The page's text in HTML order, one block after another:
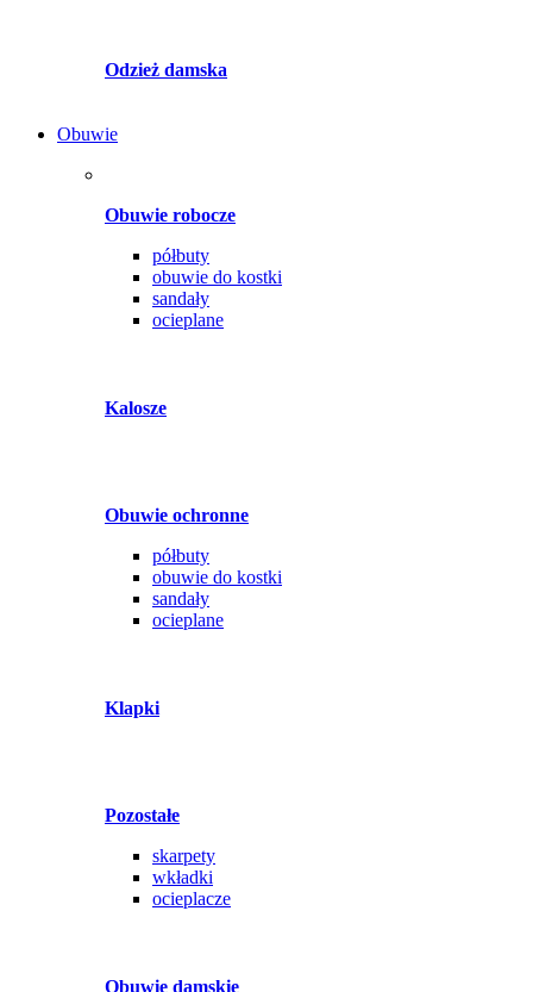
Odzież damska
Obuwie
Obuwie robocze
półbuty
obuwie do kostki
sandały
ocieplane
Kalosze
Obuwie ochronne
półbuty
obuwie do kostki
sandały
ocieplane
Klapki
Pozostałe
skarpety
wkładki
ocieplacze
Obuwie damskie